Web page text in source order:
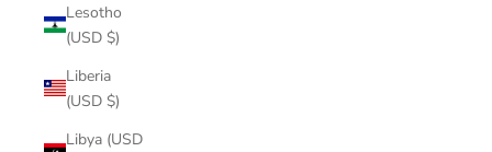
Lesotho
(USD $)
Liberia
(USD $)
Libya (USD